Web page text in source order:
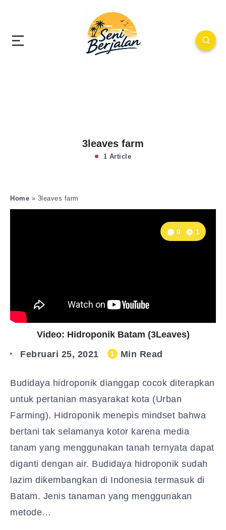
3leaves farm
1 Article
Home » 3leaves farm
Video: Hidroponik Batam (3Leaves)
0 1
Februari 25, 2021 1 Min Read
Budidaya hidroponik dianggap cocok diterapkan
untuk pertanian masyarakat kota (Urban
Farming). Hidroponik menepis mindset bahwa
bertani tak selamanya kotor karena media
tanam yang menggunakan tanah ternyata dapat
diganti dengan air. Budidaya hidroponik sudah
lazim dikembangkan di Indonesia termasuk di
Batam. Jenis tanaman yang menggunakan
metode…